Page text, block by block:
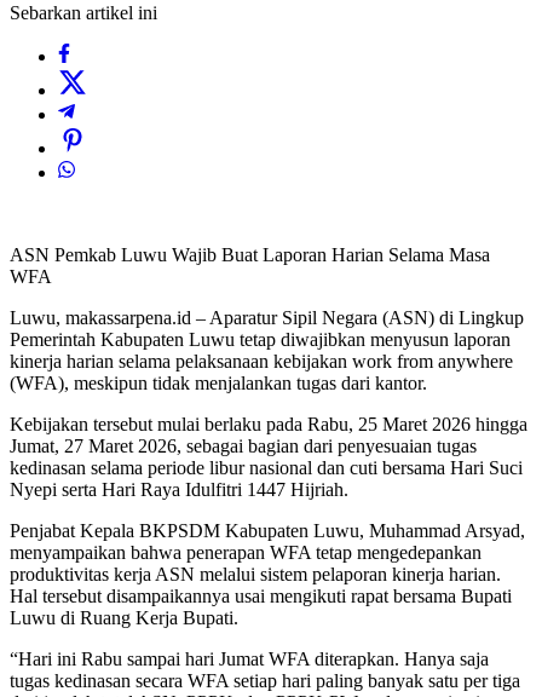
Sebarkan artikel ini
ASN Pemkab Luwu Wajib Buat Laporan Harian Selama Masa
WFA
Luwu, makassarpena.id – Aparatur Sipil Negara (ASN) di Lingkup
Pemerintah Kabupaten Luwu tetap diwajibkan menyusun laporan
kinerja harian selama pelaksanaan kebijakan work from anywhere
(WFA), meskipun tidak menjalankan tugas dari kantor.
Kebijakan tersebut mulai berlaku pada Rabu, 25 Maret 2026 hingga
Jumat, 27 Maret 2026, sebagai bagian dari penyesuaian tugas
kedinasan selama periode libur nasional dan cuti bersama Hari Suci
Nyepi serta Hari Raya Idulfitri 1447 Hijriah.
Penjabat Kepala BKPSDM Kabupaten Luwu, Muhammad Arsyad,
menyampaikan bahwa penerapan WFA tetap mengedepankan
produktivitas kerja ASN melalui sistem pelaporan kinerja harian.
Hal tersebut disampaikannya usai mengikuti rapat bersama Bupati
Luwu di Ruang Kerja Bupati.
“Hari ini Rabu sampai hari Jumat WFA diterapkan. Hanya saja
tugas kedinasan secara WFA setiap hari paling banyak satu per tiga